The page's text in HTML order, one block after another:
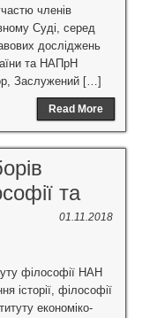
членів
Суді, серед
досліджень
та НАПрН
Заслужений […]
Read More
та
01.11.2018
філософії НАН
історії, філософії
економіко-